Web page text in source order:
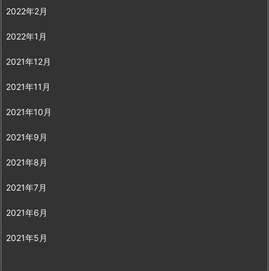
2022年2月
2022年1月
2021年12月
2021年11月
2021年10月
2021年9月
2021年8月
2021年7月
2021年6月
2021年5月